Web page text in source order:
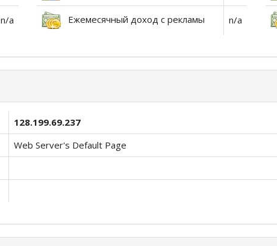
n/a Ежемесячный доход с рекламы n/a
128.199.69.237
Web Server's Default Page